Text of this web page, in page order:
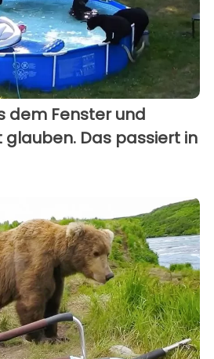
dem Fenster und
glauben. Das passiert in